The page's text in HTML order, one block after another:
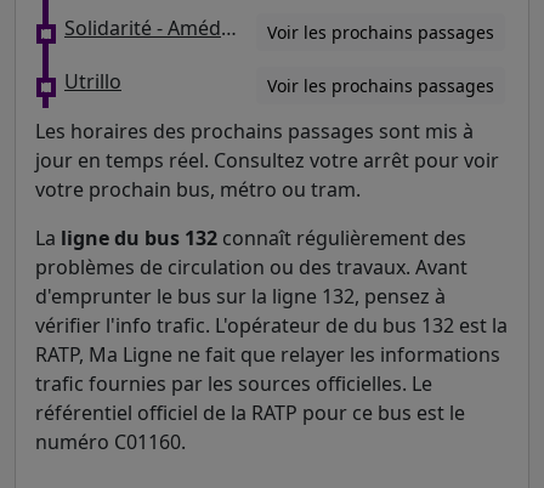
Solidarité - Amédée Huon Voir les prochains passages
Utrillo Voir les prochains passages
Les horaires des prochains passages sont mis à
jour en temps réel. Consultez votre arrêt pour voir
votre prochain bus, métro ou tram.
La ligne du bus 132 connaît régulièrement des
problèmes de circulation ou des travaux. Avant
d'emprunter le bus sur la ligne 132, pensez à
vérifier l'info trafic. L'opérateur de du bus 132 est la
RATP, Ma Ligne ne fait que relayer les informations
trafic fournies par les sources officielles. Le
référentiel officiel de la RATP pour ce bus est le
numéro C01160.